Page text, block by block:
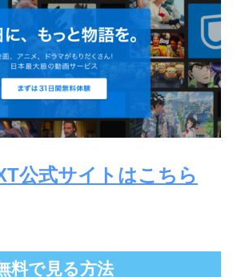
公式サイトはこちら
料で見る方法